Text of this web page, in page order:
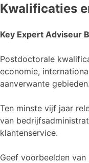
Kwalificaties
Key Expert Adviseur
Postdoctorale
economie,
aanverwante gebieden.
Ten minste vijf jaar
van
klantenservice.
Geef voorbeelden